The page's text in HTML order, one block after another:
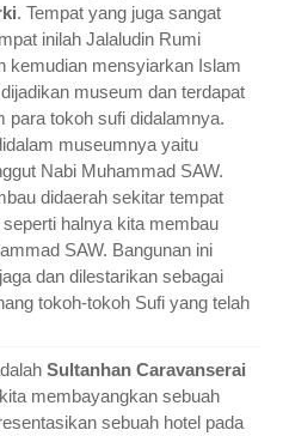
. Tempat yang juga sangat
inilah Jalaludin Rumi
kemudian mensyiarkan Islam
museum dan terdapat
para tokoh sufi didalamnya.
museumnya yaitu
Nabi Muhammad SAW.
didaerah sekitar tempat
halnya kita membau
SAW. Bangunan ini
dan dilestarikan sebagai
tokoh-tokoh Sufi yang telah
Sultanhan Caravanserai
membayangkan sebuah
sebuah hotel pada